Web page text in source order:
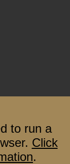
to run a
Click
.